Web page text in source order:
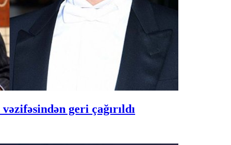
geri çağırıldı